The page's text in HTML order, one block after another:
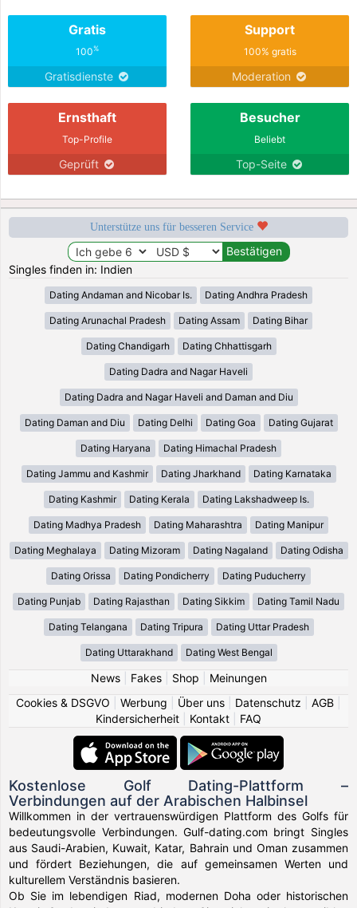
Gratis
100%
Gratisdienste
Support
100% gratis
Moderation
Ernsthaft
Top-Profile
Geprüft
Besucher
Beliebt
Top-Seite
Unterstütze uns für besseren Service
Singles finden in: Indien
Dating Andaman and Nicobar Is. Dating Andhra Pradesh
Dating Arunachal Pradesh Dating Assam Dating Bihar
Dating Chandigarh Dating Chhattisgarh
Dating Dadra and Nagar Haveli
Dating Dadra and Nagar Haveli and Daman and Diu
Dating Daman and Diu Dating Delhi Dating Goa Dating Gujarat
Dating Haryana Dating Himachal Pradesh
Dating Jammu and Kashmir Dating Jharkhand Dating Karnataka
Dating Kashmir Dating Kerala Dating Lakshadweep Is.
Dating Madhya Pradesh Dating Maharashtra Dating Manipur
Dating Meghalaya Dating Mizoram Dating Nagaland Dating Odisha
Dating Orissa Dating Pondicherry Dating Puducherry
Dating Punjab Dating Rajasthan Dating Sikkim Dating Tamil Nadu
Dating Telangana Dating Tripura Dating Uttar Pradesh
Dating Uttarakhand Dating West Bengal
News| Fakes| Shop
Meinungen
Cookies & DSGVO
Werbung Über uns Datenschutz AGB
Kindersicherheit
Kontakt FAQ
Kostenlose Golf Dating-Plattform –
Verbindungen auf der Arabischen Halbinsel
Willkommen in der vertrauenswürdigen Plattform des Golfs für
bedeutungsvolle Verbindungen. Gulf-dating.com bringt Singles
aus Saudi-Arabien, Kuwait, Katar, Bahrain und Oman zusammen
und fördert Beziehungen, die auf gemeinsamen Werten und
kulturellem Verständnis basieren.
Ob Sie im lebendigen Riad, modernen Doha oder historischen